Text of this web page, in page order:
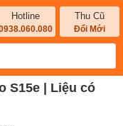
Hotline Thu Cũ
Đổi Mới
S15e | Liệu có